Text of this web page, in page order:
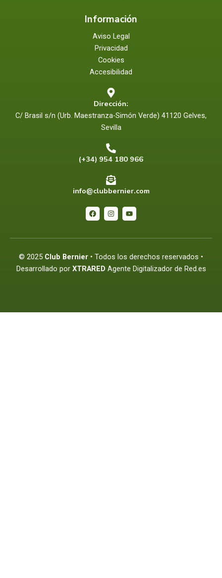
Información
Aviso Legal
Privacidad
Cookies
Accesibilidad
Dirección:
C/ Brasil s/n (Urb. Maestranza-Simón Verde) 41120 Gelves,
Sevilla
(+34) 954 180 966
info@clubbernier.com
F
a
b
k
I
n
a
a
m
Y
o
u
© 2025 Club Bernier • Todos los derechos reservados •
Desarrollado por XTRARED Agente Digitalizador de Red.es